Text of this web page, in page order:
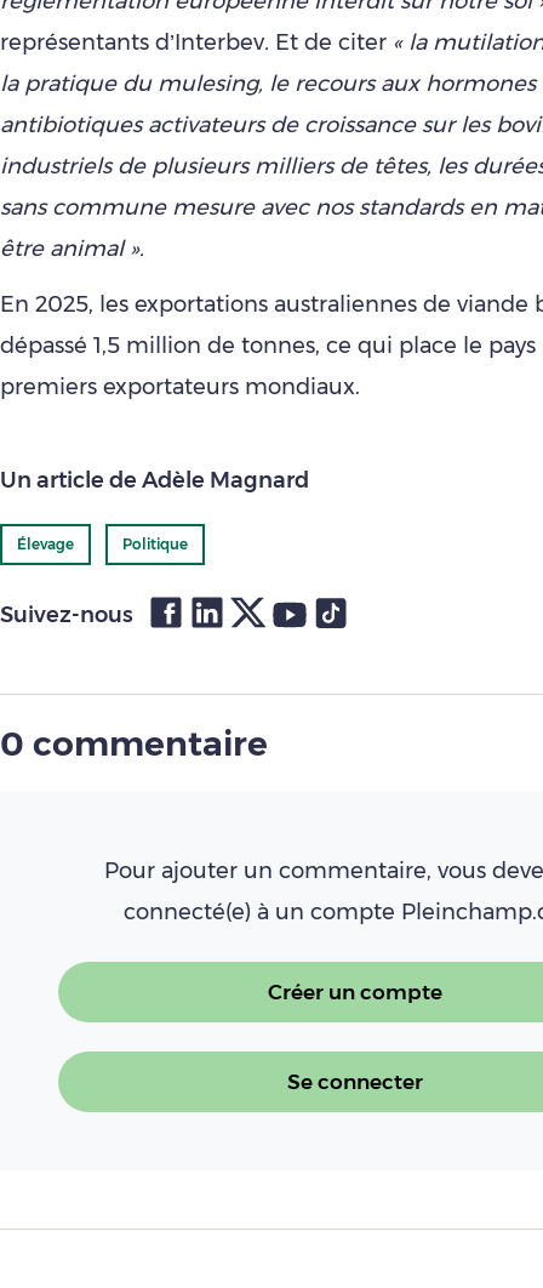
représentants d’Interbev. Et de citer « la
la pratique du mulesing, le recours aux hormones
antibiotiques activateurs de croissance sur les
industriels de plusieurs milliers de têtes, les
sans commune mesure avec nos standards en
être animal ».
En 2025, les exportations australiennes de viande
dépassé 1,5 million de tonnes, ce qui place le
premiers exportateurs mondiaux.
Un article de Adèle Magnard
Élevage Politique
Suivez-nous
0 commentaire
Pour ajouter un commentaire, vous
connecté(e) à un compte
Créer un compte
Se connecter